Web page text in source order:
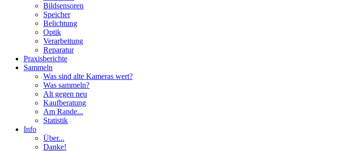
Bildsensoren
Speicher
Belichtung
Optik
Verarbeitung
Reparatur
Praxisberichte
Sammeln
Was sind alte Kameras wert?
Was sammeln?
Alt gegen neu
Kaufberatung
Am Rande...
Statistik
Info
Über...
Danke!